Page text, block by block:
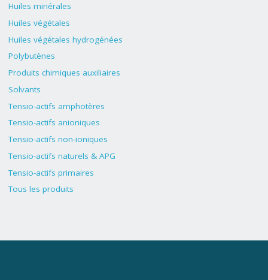
Huiles minérales
Huiles végétales
Huiles végétales hydrogénées
Polybutènes
Produits chimiques auxiliaires
Solvants
Tensio-actifs amphotères
Tensio-actifs anioniques
Tensio-actifs non-ioniques
Tensio-actifs naturels & APG
Tensio-actifs primaires
Tous les produits